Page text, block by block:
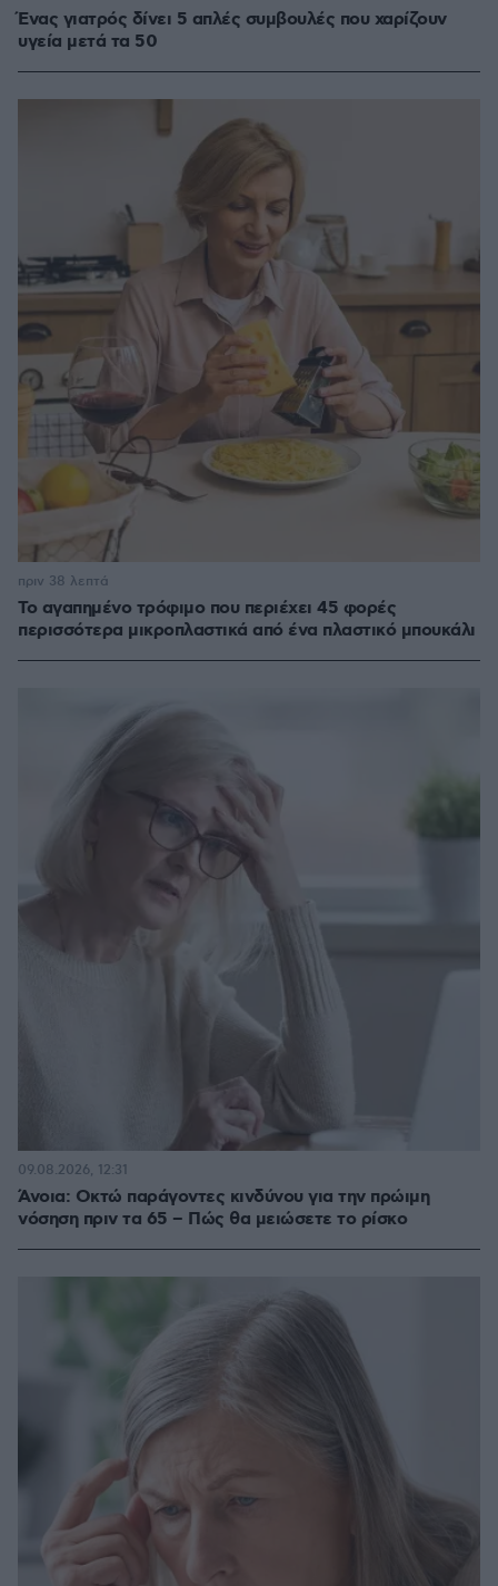
Ένας γιατρός δίνει 5 απλές συμβουλές που χαρίζουν
υγεία μετά τα 50
Το αγαπημένο τρόφιμο που περιέχει 45 φορές
περισσότερα μικροπλαστικά από ένα πλαστικό μπουκάλι
πριν 38 λεπτά
Άνοια: Οκτώ παράγοντες κινδύνου για την πρώιμη
νόσηση πριν τα 65 – Πώς θα μειώσετε το ρίσκο
09.08.2026, 12:31